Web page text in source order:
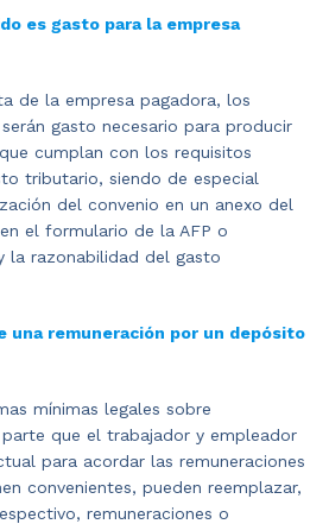
es gasto para la empresa
de la empresa pagadora, los
gasto necesario para producir
cumplan con los requisitos
tributario, siendo de especial
del convenio en un anexo del
el formulario de la AFP o
la razonabilidad del gasto
una remuneración por un depósito
mínimas legales sobre
que el trabajador y empleador
para acordar las remuneraciones
convenientes, pueden reemplazar,
remuneraciones o